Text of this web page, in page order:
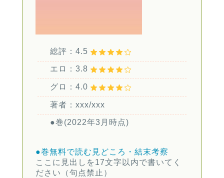
総評：4.5
エロ：3.8
グロ：4.0
著者：xxx/xxx
●巻(2022年3月時点)
●巻無料で読む 見どころ・結末考察
ここに見出しを17文字以内で書いてく
ださい（句点禁止）